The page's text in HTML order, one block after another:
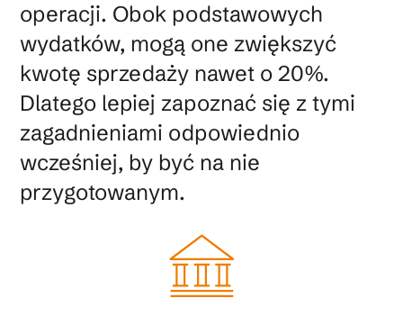
operacji. Obok podstawowych
wydatków, mogą one zwiększyć
kwotę sprzedaży nawet o 20%.
Dlatego lepiej zapoznać się z tymi
zagadnieniami odpowiednio
wcześniej, by być na nie
przygotowanym.